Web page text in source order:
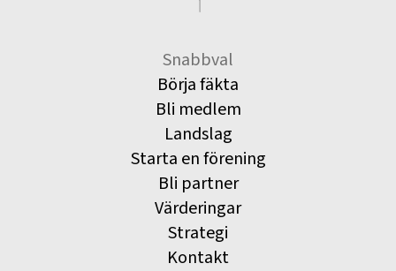
Snabbval
Börja fäkta
Bli medlem
Landslag
Starta en förening
Bli partner
Värderingar
Strategi
Kontakt